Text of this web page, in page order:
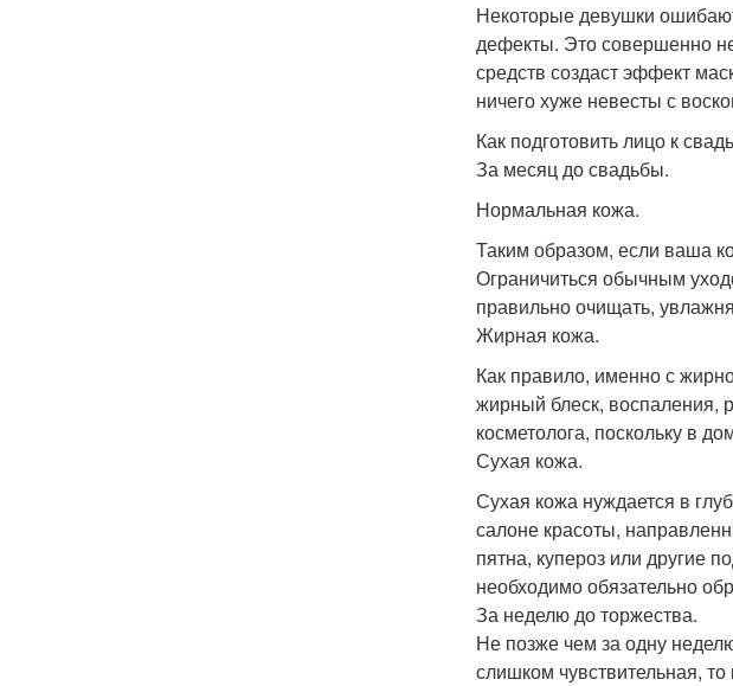
Некоторые девушки
дефекты. Это совершенно
средств создаст эффект
ничего хуже невесты с
Как подготовить лицо к
За месяц до свадьбы.
Нормальная кожа.
Таким образом, если ваша
Ограничиться обычным
правильно очищать,
Жирная кожа.
Как правило, именно с
жирный блеск, воспаления,
косметолога, поскольку в
Сухая кожа.
Сухая кожа нуждается в
салоне красоты,
пятна, купероз или другие
необходимо обязательно
За неделю до торжества.
Не позже чем за одну
слишком чувствительная,